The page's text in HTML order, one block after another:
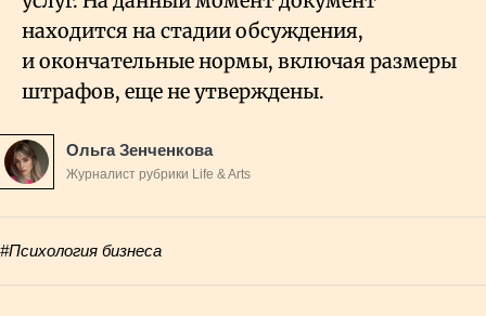
находится на стадии обсуждения,
и окончательные нормы, включая размеры
штрафов, еще не утверждены.
Ольга Зенченкова
Журналист рубрики Life & Arts
#Психология бизнеса